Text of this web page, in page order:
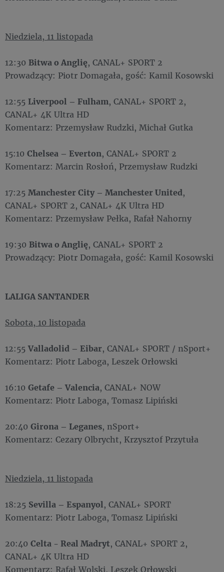
Niedziela, 11 listopada
12:30 Bitwa o Anglię, CANAL+ SPORT 2
Prowadzący: Piotr Domagała, gość: Kamil Kosowski
12:55 Liverpool – Fulham, CANAL+ SPORT 2,
CANAL+ 4K Ultra HD
Komentarz: Przemysław Rudzki, Michał Gutka
15:10 Chelsea – Everton, CANAL+ SPORT 2
Komentarz: Marcin Rosłoń, Przemysław Rudzki
17:25 Manchester City – Manchester United,
CANAL+ SPORT 2, CANAL+ 4K Ultra HD
Komentarz: Przemysław Pełka, Rafał Nahorny
19:30 Bitwa o Anglię, CANAL+ SPORT 2
Prowadzący: Piotr Domagała, gość: Kamil Kosowski
LALIGA SANTANDER
Sobota, 10 listopada
12:55 Valladolid – Eibar, CANAL+ SPORT / nSport+
Komentarz: Piotr Laboga, Leszek Orłowski
16:10 Getafe – Valencia, CANAL+ NOW
Komentarz: Piotr Laboga, Tomasz Lipiński
20:40 Girona – Leganes, nSport+
Komentarz: Cezary Olbrycht, Krzysztof Przytuła
Niedziela, 11 listopada
18:25 Sevilla – Espanyol, CANAL+ SPORT
Komentarz: Piotr Laboga, Tomasz Lipiński
20:40 Celta - Real Madryt, CANAL+ SPORT 2,
CANAL+ 4K Ultra HD
Komentarz: Rafał Wolski, Leszek Orłowski